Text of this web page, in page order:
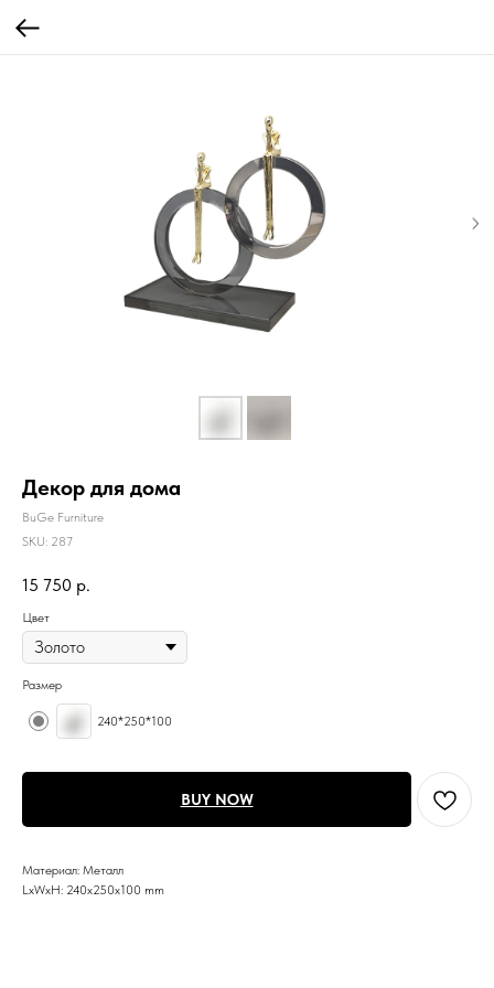
Декор для дома
BuGe Furniture
SKU: 287
15 750 р.
Цвет
Размер
240*250*100
BUY NOW
Материал: Металл
LxWxH: 240x250x100 mm